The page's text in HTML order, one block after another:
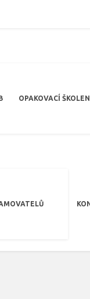
OPAKOVACÍ